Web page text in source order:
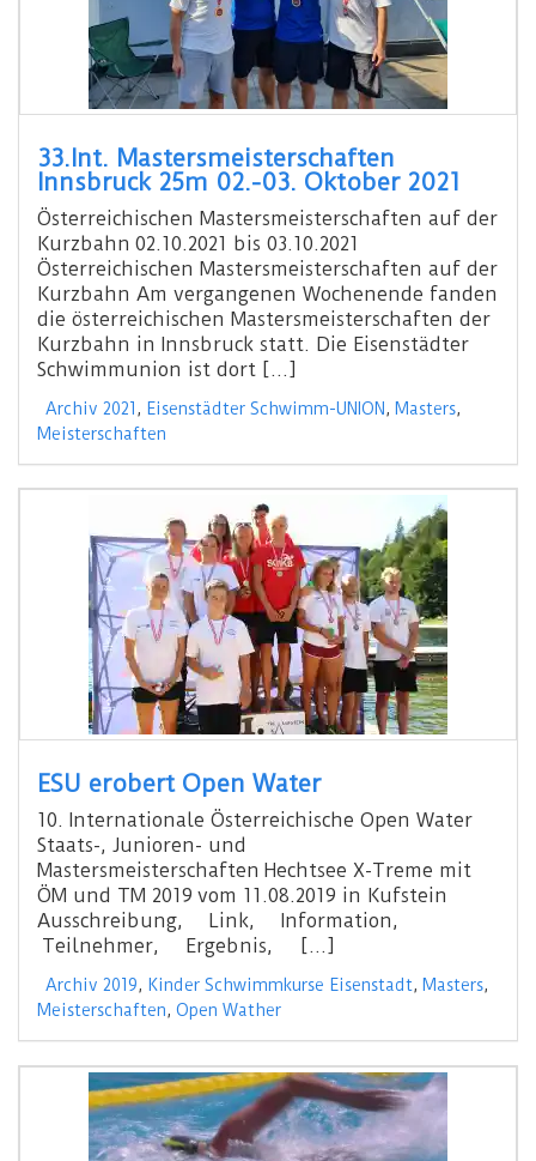
33.Int. Mastersmeisterschaften
Innsbruck 25m 02.-03. Oktober 2021
Österreichischen Mastersmeisterschaften auf der
Kurzbahn 02.10.2021 bis 03.10.2021
Österreichischen Mastersmeisterschaften auf der
Kurzbahn Am vergangenen Wochenende fanden
die österreichischen Mastersmeisterschaften der
Kurzbahn in Innsbruck statt. Die Eisenstädter
Schwimmunion ist dort […]
Archiv 2021 , Eisenstädter Schwimm-UNION, Masters,
Meisterschaften
ESU erobert Open Water
10. Internationale Österreichische Open Water
Staats-, Junioren- und
Mastersmeisterschaften Hechtsee X-Treme mit
ÖM und TM 2019 vom 11.08.2019 in Kufstein
Ausschreibung, Link, Information,
Teilnehmer, Ergebnis, […]
Archiv 2019, Kinder Schwimmkurse Eisenstadt, Masters,
Meisterschaften, Open Wather